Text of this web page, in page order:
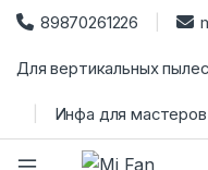
89870261226
Для вертикальных
Инфа для мастеров